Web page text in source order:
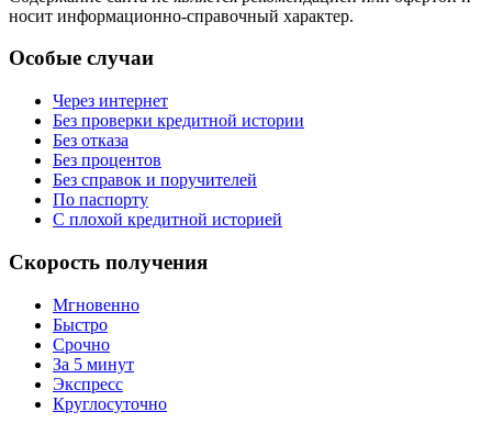
носит информационно-справочный характер.
Особые случаи
Через интернет
Без проверки кредитной истории
Без отказа
Без процентов
Без справок и поручителей
По паспорту
С плохой кредитной историей
Скорость получения
Мгновенно
Быстро
Срочно
За 5 минут
Экспресс
Круглосуточно